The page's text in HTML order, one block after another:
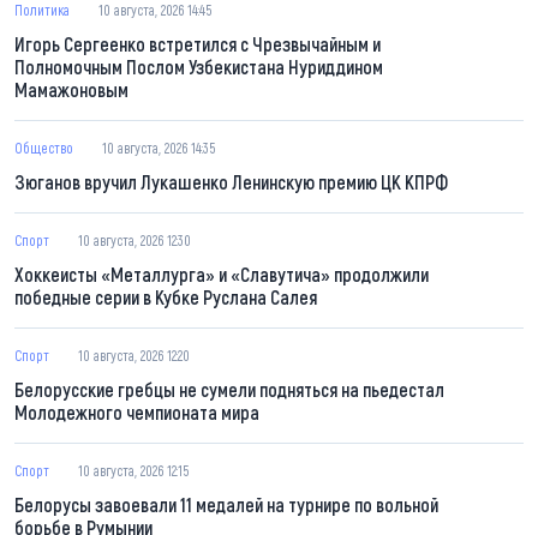
Политика 10 августа, 2026 14:45
Игорь Сергеенко встретился с Чрезвычайным и
Полномочным Послом Узбекистана Нуриддином
Мамажоновым
Общество 10 августа, 2026 14:35
Зюганов вручил Лукашенко Ленинскую премию ЦК КПРФ
Спорт 10 августа, 2026 12:30
Хоккеисты «Металлурга» и «Славутича» продолжили
победные серии в Кубке Руслана Салея
Спорт 10 августа, 2026 12:20
Белорусские гребцы не сумели подняться на пьедестал
Молодежного чемпионата мира
Спорт 10 августа, 2026 12:15
Белорусы завоевали 11 медалей на турнире по вольной
борьбе в Румынии